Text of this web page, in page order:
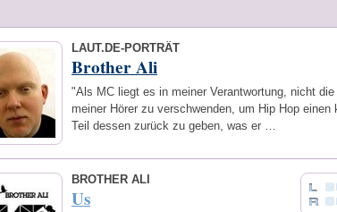
LAUT.DE-PORTRÄT
Brother Ali
"Als MC liegt es in meiner Verantwortung, nicht
meiner Hörer zu verschwenden, um Hip Hop einen
Teil dessen zurück zu geben, was er …
BROTHER ALI
Us